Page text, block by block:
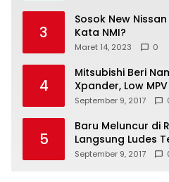
3
Sosok New
Kata NMI?
Maret 14, 2023 0
4
Mitsubishi Beri
Xpander, Low
September 9, 2017
5
Baru Meluncur di
Langsung Ludes
September 9, 2017